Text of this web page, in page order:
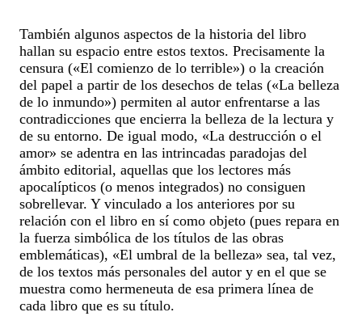
También algunos aspectos de la historia del libro
hallan su espacio entre estos textos. Precisamente la
censura («El comienzo de lo terrible») o la creación
del papel a partir de los desechos de telas («La belleza
de lo inmundo») permiten al autor enfrentarse a las
contradicciones que encierra la belleza de la lectura y
de su entorno. De igual modo, «La destrucción o el
amor» se adentra en las intrincadas paradojas del
ámbito editorial, aquellas que los lectores más
apocalípticos (o menos integrados) no consiguen
sobrellevar. Y vinculado a los anteriores por su
relación con el libro en sí como objeto (pues repara en
la fuerza simbólica de los títulos de las obras
emblemáticas), «El umbral de la belleza» sea, tal vez,
de los textos más personales del autor y en el que se
muestra como hermeneuta de esa primera línea de
cada libro que es su título.